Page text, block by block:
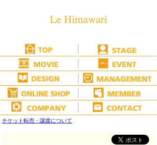
チケット転売・譲渡について